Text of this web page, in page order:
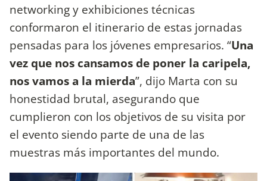
networking y exhibiciones técnicas
conformaron el itinerario de estas jornadas
pensadas para los jóvenes empresarios. “Una
vez que nos cansamos de poner la caripela,
nos vamos a la mierda”, dijo Marta con su
honestidad brutal, asegurando que
cumplieron con los objetivos de su visita por
el evento siendo parte de una de las
muestras más importantes del mundo.